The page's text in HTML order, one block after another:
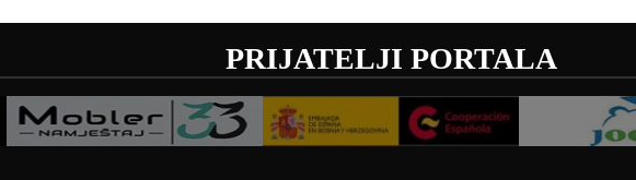
PRIJATELJI PORTALA